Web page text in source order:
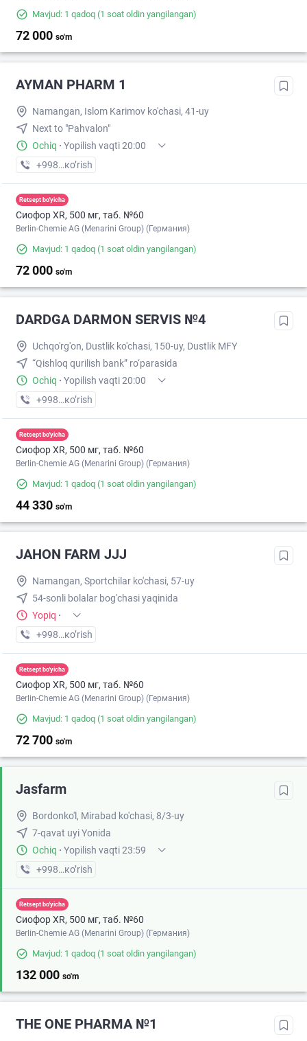
Mavjud: 1 qadoq (1 soat oldin yangilangan)
72 000 so'm
AYMAN PHARM 1
Namangan, Islom Karimov ko'chasi, 41-uy
Next to "Pahvalon"
Ochiq · Yopilish vaqti 20:00
+998 (55) XXX-XX-XX
кo’rish
Retsept bo'yicha
Сиофор XR, 500 мг, таб. №60
Berlin-Chemie AG (Menarini Group) (Германия)
Mavjud: 1 qadoq (1 soat oldin yangilangan)
72 000 so'm
DARDGA DARMON SERVIS №4
Uchqo'rg'on, Dustlik ko'chasi, 150-uy, Dustlik MFY
“Qishloq qurilish bank” ro‘parasida
Ochiq · Yopilish vaqti 20:00
+998 (77) XXX-XX-XX
кo’rish
Retsept bo'yicha
Сиофор XR, 500 мг, таб. №60
Berlin-Chemie AG (Menarini Group) (Германия)
Mavjud: 1 qadoq (1 soat oldin yangilangan)
44 330 so'm
JAHON FARM JJJ
Namangan, Sportchilar ko'chasi, 57-uy
54-sonli bolalar bog'chasi yaqinida
Yopiq ·
+998 (91) XXX-XX-XX
кo’rish
Retsept bo'yicha
Сиофор XR, 500 мг, таб. №60
Berlin-Chemie AG (Menarini Group) (Германия)
Mavjud: 1 qadoq (1 soat oldin yangilangan)
72 700 so'm
Jasfarm
Bordonko'l, Mirabad ko'chasi, 8/3-uy
7-qavat uyi Yonida
Ochiq · Yopilish vaqti 23:59
+998 (55) XXX-XX-XX
кo’rish
Retsept bo'yicha
Сиофор XR, 500 мг, таб. №60
Berlin-Chemie AG (Menarini Group) (Германия)
Mavjud: 1 qadoq (1 soat oldin yangilangan)
132 000 so'm
THE ONE PHARMA №1